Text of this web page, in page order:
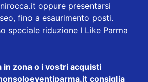
oppure presentarsi
fino a esaurimento posti.
speciale riduzione I Like Parma
in zona o i vostri acquisti
consiglia